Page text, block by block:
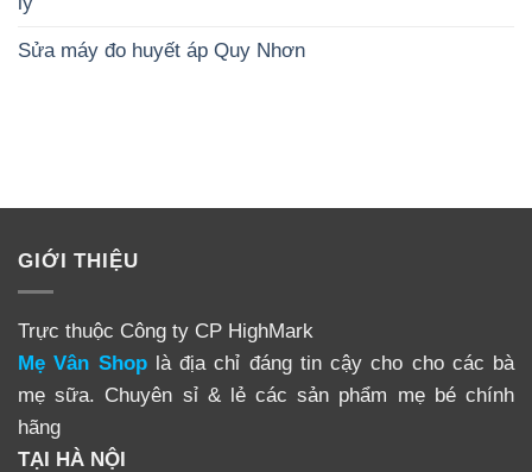
Sửa máy đo huyết áp Quy Nhơn
GIỚI THIỆU
Trực thuộc Công ty CP HighMark
Mẹ Vân Shoplà địa chỉ đáng tin cậy cho cho các bà
mẹ sữa. Chuyên sỉ & lẻ các sản phẩm mẹ bé chính
hãng
TẠI HÀ NỘI